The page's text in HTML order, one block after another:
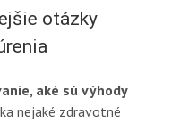
otázky
aké sú výhody
nejaké zdravotné